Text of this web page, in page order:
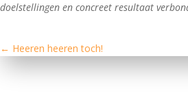
doelstellingen en concreet resultaat
← Heeren heeren toch!